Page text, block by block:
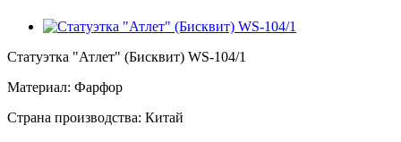
Статуэтка "Атлет" (Бисквит) WS-104/1
Материал: Фарфор
Страна производства: Китай